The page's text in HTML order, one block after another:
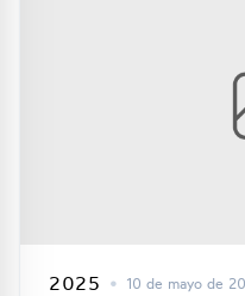
2025 • 10 de mayo de